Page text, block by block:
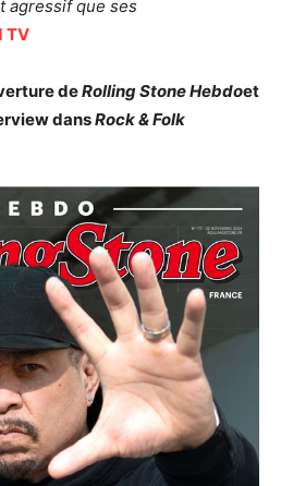
agressif que ses
TV
deRolling Stone Hebdoet
dansRock & Folk